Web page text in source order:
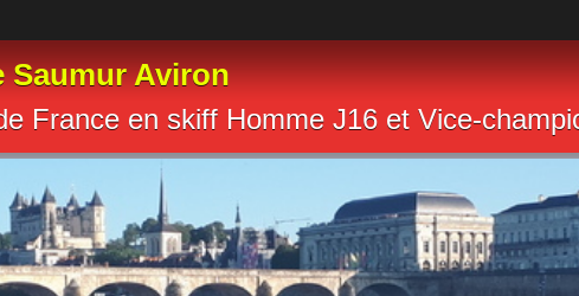
Saumur Aviron
France en skiff Homme J16 et Vice-